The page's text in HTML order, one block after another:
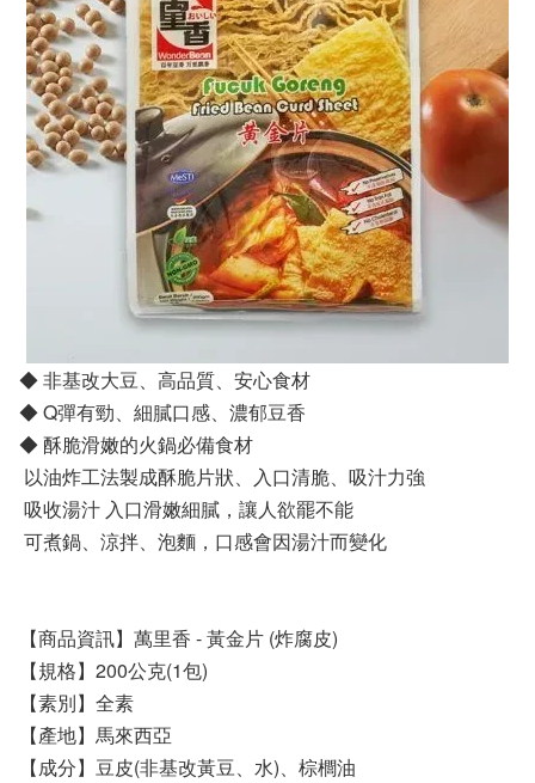
◆ 非基改大豆、高品質、安心食材
◆ Q彈有勁、細膩口感、濃郁豆⾹
◆ 酥脆滑嫩的火鍋必備食材
以油炸工法製成酥脆片狀、入口清脆、吸汁力強
吸收湯汁 入口滑嫩細膩，讓人欲罷不能
可煮鍋、涼拌、泡麵，口感會因湯汁而變化
【商品資訊】萬里香 - 黃金片 (炸腐皮)
【規格】200公克(1包)
【素別】全素
【產地】馬來西亞
【成分】豆皮(非基改黃豆、水)、棕櫚油